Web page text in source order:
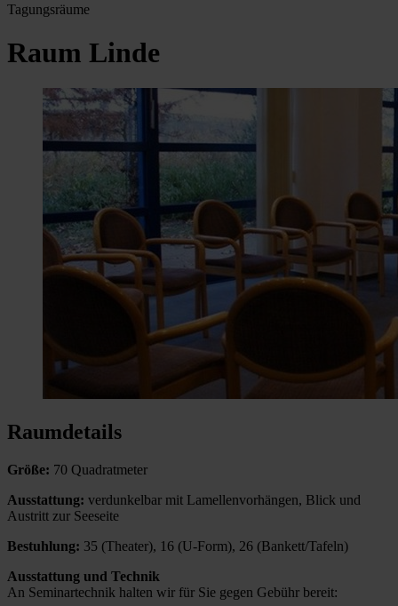
Tagungsräume
Raum Linde
Raumdetails
Größe: 70 Quadratmeter
Ausstattung: verdunkelbar mit Lamellenvorhängen, Blick und
Austritt zur Seeseite
Bestuhlung: 35 (Theater), 16 (U-Form), 26 (Bankett/Tafeln)
Ausstattung und Technik
An Seminartechnik halten wir für Sie gegen Gebühr bereit: